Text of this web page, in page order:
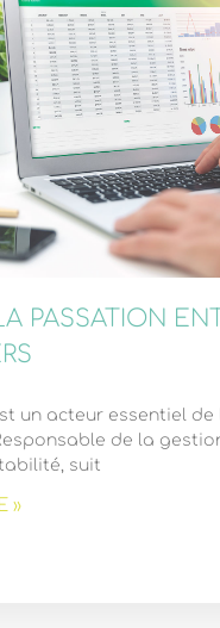
PASSATION
un acteur essentiel de
de la
suit
»